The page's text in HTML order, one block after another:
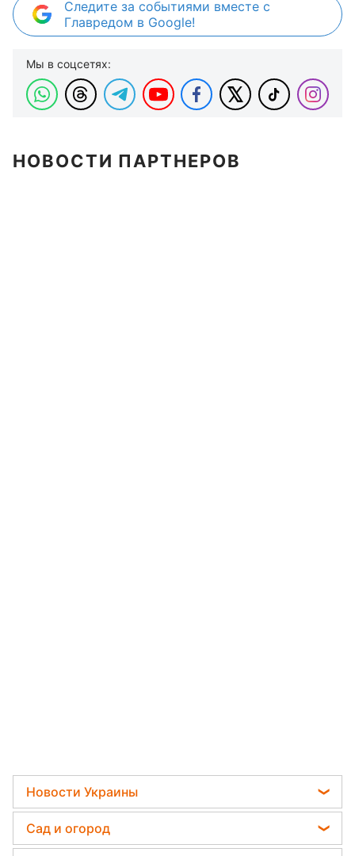
Следите за событиями вместе с
Главредом в Google!
Мы в соцсетях:
НОВОСТИ ПАРТНЕРОВ
Новости Украины
Телеграм новости Украины
Пенсии в Украине
Сад и огород